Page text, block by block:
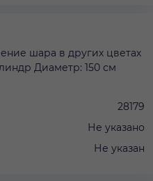
шара в других цветах
Диаметр: 150 см
28179
Не указано
Не указан